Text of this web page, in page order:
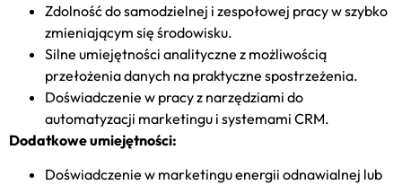
Zdolność do samodzielnej i zespołowej pracy w szybko
zmieniającym się środowisku.
Silne umiejętności analityczne z możliwością
przełożenia danych na praktyczne spostrzeżenia.
Doświadczenie w pracy z narzędziami do
automatyzacji marketingu i systemami CRM.
Dodatkowe umiejętności:
Doświadczenie w marketingu energii odnawialnej lub